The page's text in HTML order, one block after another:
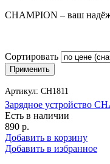
CHAMPION – ваш
Сортировать
Артикул: CH1811
Зарядное устройство
Есть в наличии
890 р.
Добавить в корзину
Добавить в избранное